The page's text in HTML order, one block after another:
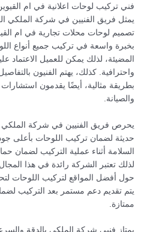
فني تركيب لوحات اعلانية في ام
يمثل فريق الفنيين في شركة الملكي
تصميم لوحات محلات تجارية في ام
بخبرة واسعة في تركيب جميع أنواع
المضيئة، لذلك يمكن للعميل الاعتماد
واحترافية. كذلك، يهتم الفنيون
بطريقة مثالية، أيضًا يقدمون
والصيانة.
يحرص فريق الفنيين في شركة
حديثة لضمان تركيب اللوحات بأعلى
السلامة أثناء عملية التركيب لضمان
لذلك تعتبر الشركة رائدة في هذا
حول أفضل المواقع لتركيب اللوحات
يتم تقديم دعم مستمر بعد التركيب
ممتازة.
يمتاز فنيي شركة الملكي بالدقة